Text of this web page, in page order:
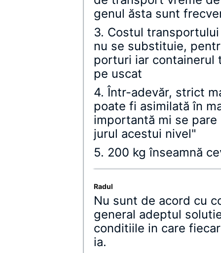
genul ăsta sunt
3. Costul
nu se substituie,
porturi iar containerul
pe uscat
4. Într-adevăr, strict
poate fi asimilată în
importantă mi se
jurul acestui nivel"
5. 200 kg înseamnă
Radul
Nu sunt de acord cu
general adeptul
conditiile in care
ia.